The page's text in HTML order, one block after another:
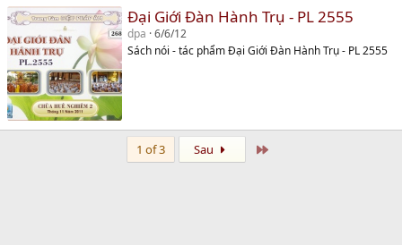
Đại Giới Đàn Hành Trụ - PL 2555
dpa 6/6/12
Sách nói - tác phẩm Đại Giới Đàn Hành Trụ - PL 2555
1 of 3 Sau